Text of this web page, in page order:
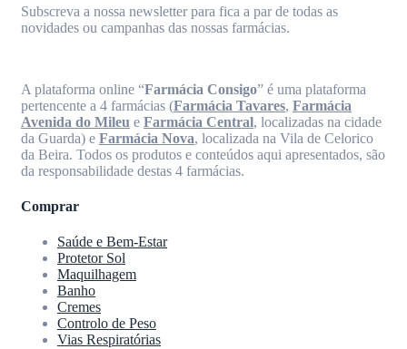
Subscreva a nossa newsletter para fica a par de todas as
novidades ou campanhas das nossas farmácias.
A plataforma online “Farmácia Consigo” é uma plataforma
pertencente a 4 farmácias (Farmácia Tavares, Farmácia
Avenida do Mileu e Farmácia Central, localizadas na cidade
da Guarda) e Farmácia Nova, localizada na Vila de Celorico
da Beira. Todos os produtos e conteúdos aqui apresentados, são
da responsabilidade destas 4 farmácias.
Comprar
Saúde e Bem-Estar
Protetor Sol
Maquilhagem
Banho
Cremes
Controlo de Peso
Vias Respiratórias